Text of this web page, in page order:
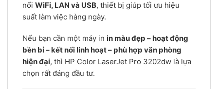
nối WiFi, LAN và USB, thiết bị giúp tối ưu hiệu
suất làm việc hàng ngày.
Nếu bạn cần một máy in in màu đẹp – hoạt động
bền bỉ – kết nối linh hoạt – phù hợp văn phòng
hiện đại, thì HP Color LaserJet Pro 3202dw là lựa
chọn rất đáng đầu tư.